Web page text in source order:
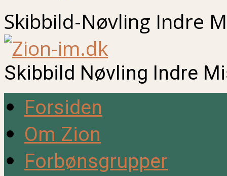
Skibbild-Nøvling Indre
Skibbild Nøvling Indre
Forsiden
Om Zion
Forbønsgrupper